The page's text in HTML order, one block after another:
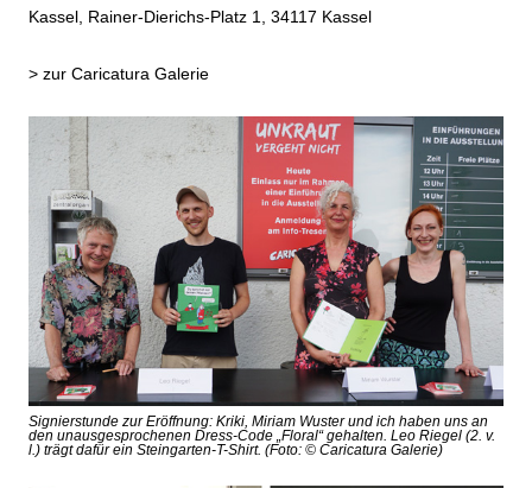
Kassel, Rainer-Dierichs-Platz 1, 34117 Kassel
> zur Caricatura Galerie
Signierstunde zur Eröffnung: Kriki, Miriam Wuster und ich haben uns an
den unausgesprochenen Dress-Code „Floral“ gehalten. Leo Riegel (2. v.
l.) trägt dafür ein Steingarten-T-Shirt. (Foto: © Caricatura Galerie)